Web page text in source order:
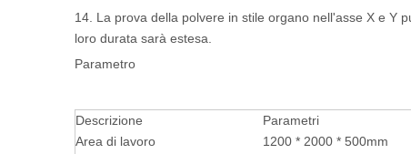
14. La prova della polvere in stile organo nell'asse X e Y
loro durata sarà estesa.
Parametro
Descrizione
Parametri
Area di lavoro
1200 * 2000 * 500mm